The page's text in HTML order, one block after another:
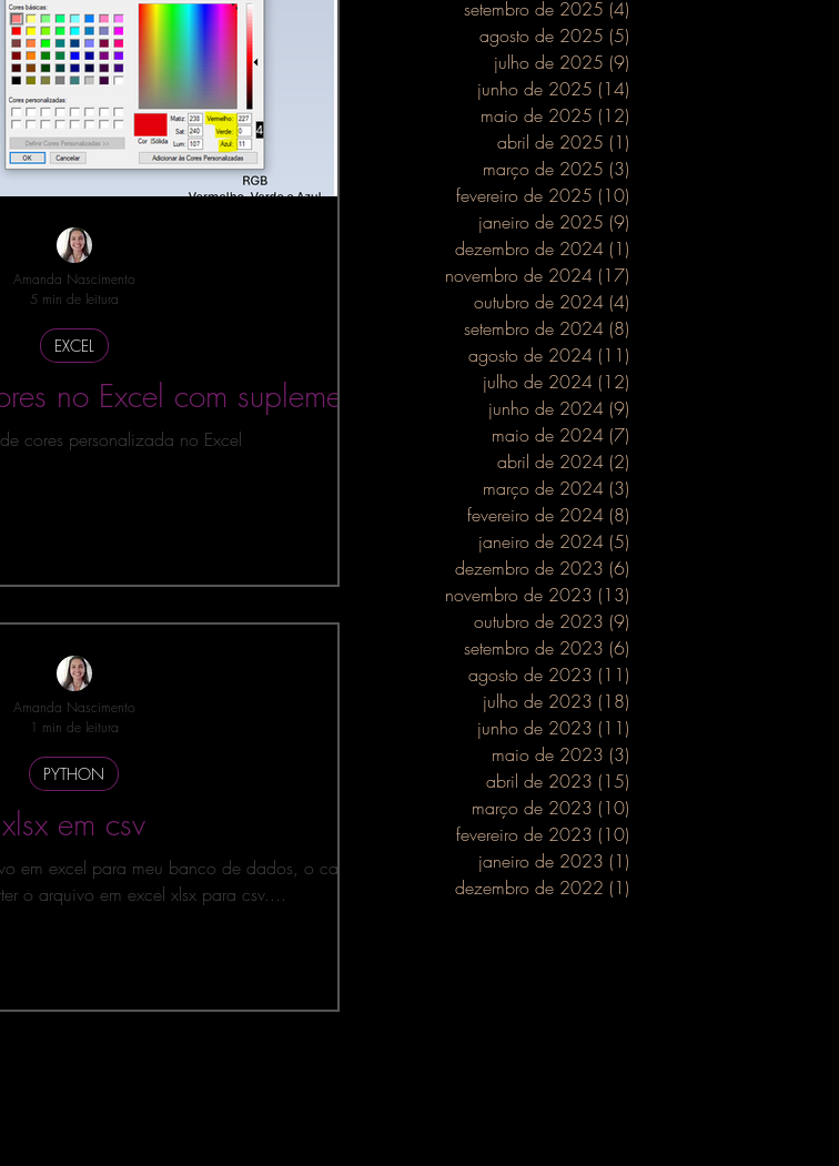
no Excel com suplemento
cores personalizada no Excel
EXCEL
Amanda Nascimento
5 min de leitura
xlsx em csv
em excel para meu banco de dados, o caminho
o arquivo em excel xlsx para csv....
PYTHON
Amanda Nascimento
1 min de leitura
setembro de 2025 (4)
agosto de 2025 (5)
julho de 2025 (9)
junho de 2025 (14)
maio de 2025 (12)
abril de 2025 (1)
março de 2025 (3)
fevereiro de 2025 (10)
janeiro de 2025 (9)
dezembro de 2024 (1)
novembro de 2024 (17)
outubro de 2024 (4)
setembro de 2024 (8)
agosto de 2024 (11)
julho de 2024 (12)
junho de 2024 (9)
maio de 2024 (7)
abril de 2024 (2)
março de 2024 (3)
fevereiro de 2024 (8)
janeiro de 2024 (5)
dezembro de 2023 (6)
novembro de 2023 (13)
outubro de 2023 (9)
setembro de 2023 (6)
agosto de 2023 (11)
julho de 2023 (18)
junho de 2023 (11)
maio de 2023 (3)
abril de 2023 (15)
março de 2023 (10)
fevereiro de 2023 (10)
janeiro de 2023 (1)
dezembro de 2022 (1)